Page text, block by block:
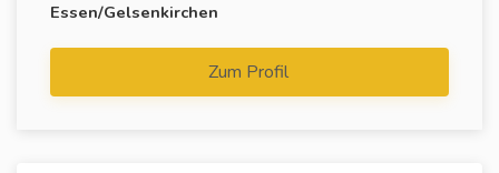
Essen/Gelsenkirchen
Zum Profil